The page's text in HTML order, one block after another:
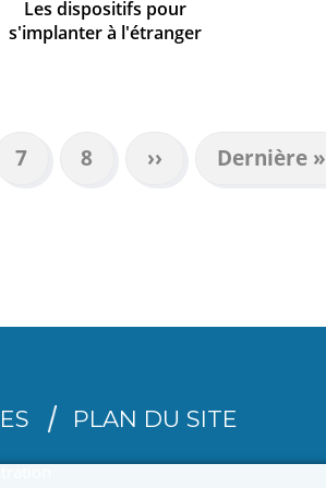
Les dispositifs pour
s'implanter à l'étranger
Page
7 Page
8
Page
suivante
››
Dernière
page
Dernière »
PLAN DU SITE